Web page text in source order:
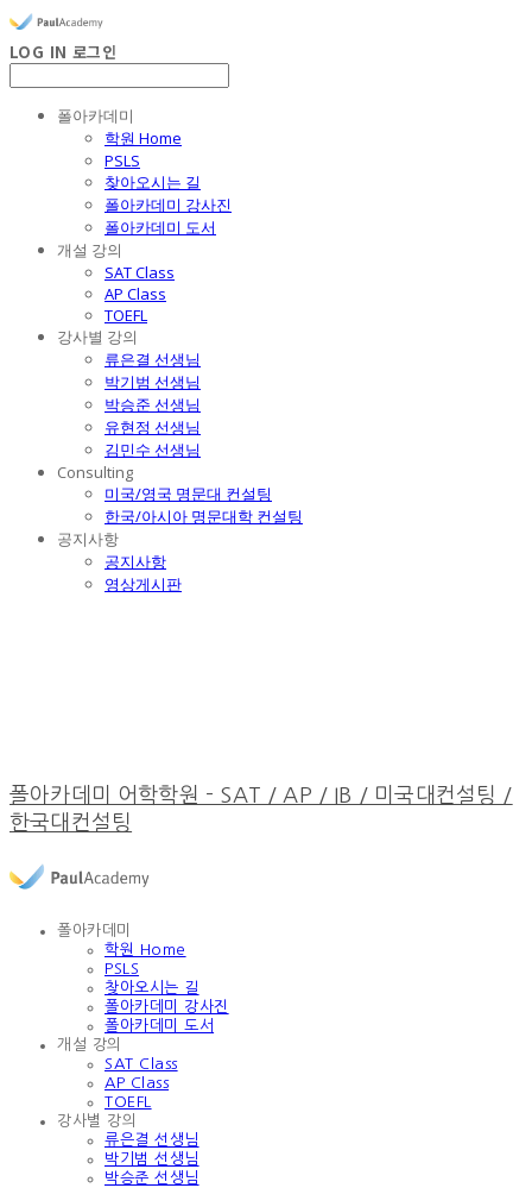
LOG IN 로그인
폴아카데미
학원 Home
PSLS
찾아오시는 길
폴아카데미 강사진
폴아카데미 도서
개설 강의
SAT Class
AP Class
TOEFL
강사별 강의
류은결 선생님
박기범 선생님
박승준 선생님
유현정 선생님
김민수 선생님
Consulting
미국/영국 명문대 컨설팅
한국/아시아 명문대학 컨설팅
공지사항
공지사항
영상게시판
폴아카데미 어학학원 - SAT / AP / IB / 미국대컨설팅 /
한국대컨설팅
폴아카데미
학원 Home
PSLS
찾아오시는 길
폴아카데미 강사진
폴아카데미 도서
개설 강의
SAT Class
AP Class
TOEFL
강사별 강의
류은결 선생님
박기범 선생님
박승준 선생님